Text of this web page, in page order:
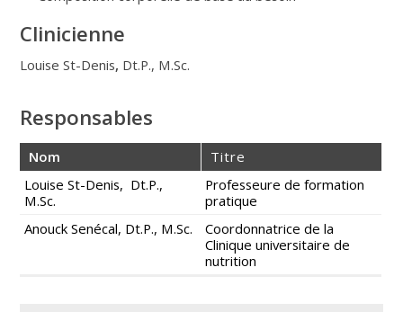
Clinicienne
Louise St-Denis, Dt.P., M.Sc.
Responsables
Nom
Titre
Louise St-Denis, Dt.P.,
M.Sc.
Professeure de formation
pratique
Anouck Senécal, Dt.P., M.Sc.
Coordonnatrice de la
Clinique universitaire de
nutrition